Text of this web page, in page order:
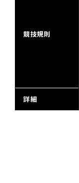
競技規則
詳細